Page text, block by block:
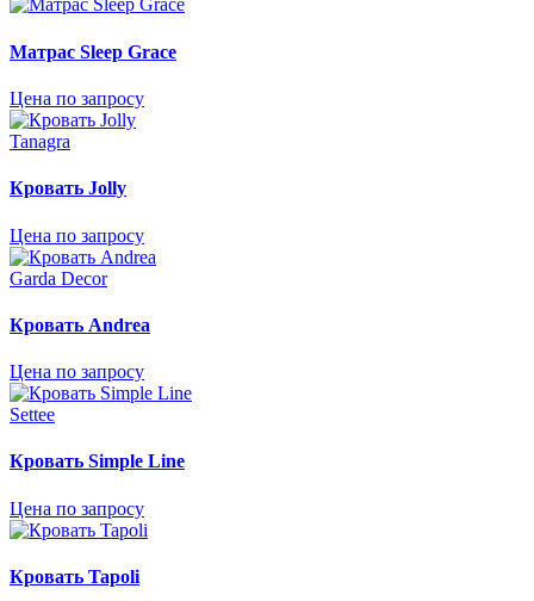
Матрас Sleep Grace
Цена по запросу
Tanagra
Кровать Jolly
Цена по запросу
Garda Decor
Кровать Andrea
Цена по запросу
Settee
Кровать Simple Line
Цена по запросу
Кровать Tapoli